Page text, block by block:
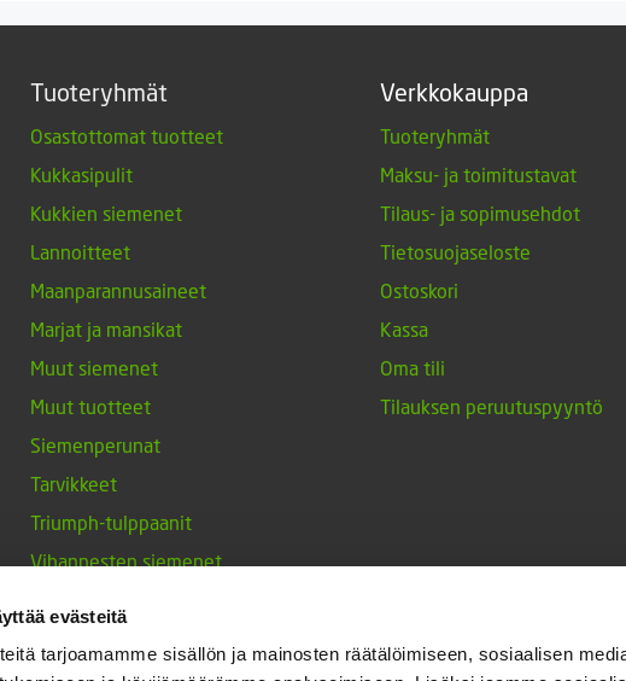
evästeitä
tarjoamamme sisällön ja mainosten räätälöimiseen, sosiaalisen
Tuoteryhmät
Osastottomat tuotteet
Kukkasipulit
Kukkien siemenet
Lannoitteet
Maanparannusaineet
Marjat ja mansikat
Muut siemenet
Muut tuotteet
Siemenperunat
Tarvikkeet
Triumph-tulppaanit
Vihannesten siemenet
Verkkokauppa
Tuoteryhmät
Maksu- ja toimitustavat
Tilaus- ja sopimusehdot
Tietosuojaseloste
Ostoskori
Kassa
Oma tili
Tilauksen peruutuspyyntö